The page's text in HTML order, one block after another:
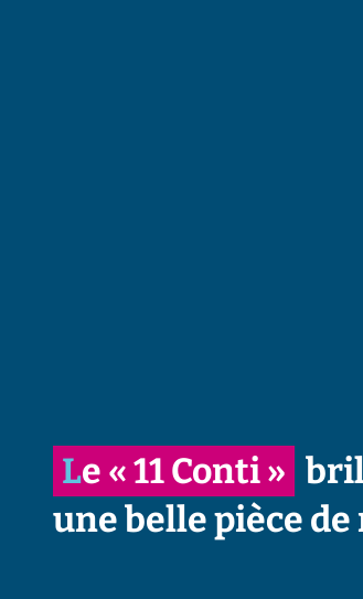
Le « 11 Conti »
une belle pièce